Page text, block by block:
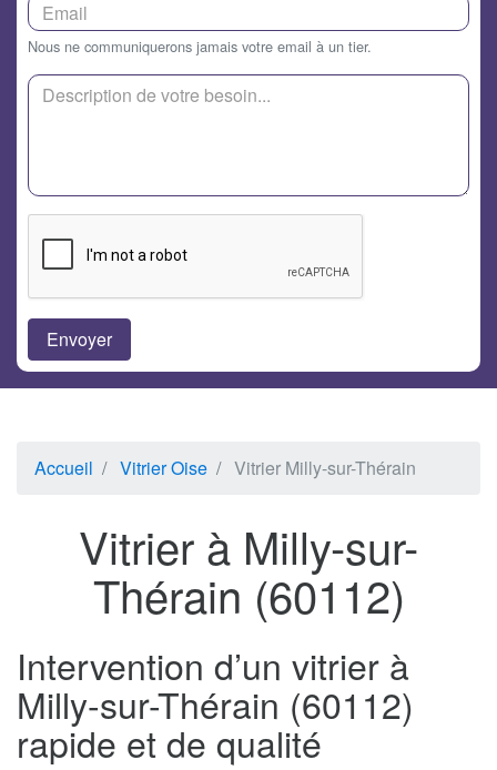
Nous ne communiquerons jamais votre email à un tier.
Accueil Vitrier Oise Vitrier Milly-sur-Thérain
Vitrier à Milly-sur-
Thérain (60112)
Intervention d’un vitrier à
Milly-sur-Thérain (60112)
rapide et de qualité